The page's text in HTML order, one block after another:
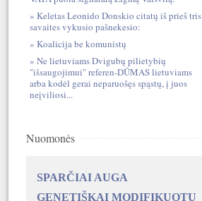
Keletas Leonido Donskio citatų iš prieš tris
savaites vykusio pašnekesio:
Koalicija be komunistų
Ne lietuviams Dvigubų pilietybių
"išsaugojimui" referen-DŪMAS lietuviams
arba kodėl gerai neparuošęs spąstų, į juos
neįviliosi...
Nuomonės
SPARČIAI AUGA
GENETIŠKAI MODIFIKUOTŲ